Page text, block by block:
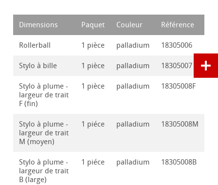
Dimensions Paquet Couleur Référence
Rollerball 1 pièce palladium 18305006
Stylo à bille 1 pièce palladium 18305007
Stylo à plume -
largeur de trait
F (fin)
1 pièce palladium 18305008F
Stylo à plume -
largeur de trait
M (moyen)
1 piéce palladium 18305008M
Stylo à plume -
largeur de trait
B (large)
1 piéce palladium 18305008B